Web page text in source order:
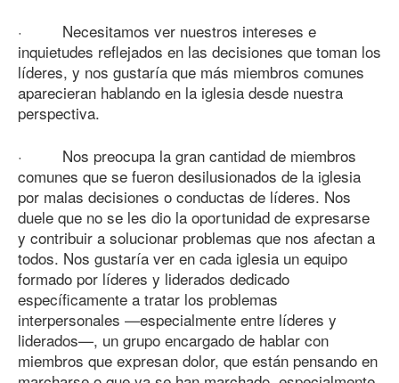
· Necesitamos ver nuestros intereses e
inquietudes reflejados en las decisiones que toman los
líderes, y nos gustaría que más miembros comunes
aparecieran hablando en la iglesia desde nuestra
perspectiva.
· Nos preocupa la gran cantidad de miembros
comunes que se fueron desilusionados de la iglesia
por malas decisiones o conductas de líderes. Nos
duele que no se les dio la oportunidad de expresarse
y contribuir a solucionar problemas que nos afectan a
todos. Nos gustaría ver en cada iglesia un equipo
formado por líderes y liderados dedicado
específicamente a tratar los problemas
interpersonales —especialmente entre líderes y
liderados—, un grupo encargado de hablar con
miembros que expresan dolor, que están pensando en